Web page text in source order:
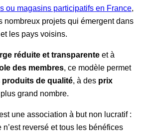
ou magasins participatifs en France,
nombreux projets qui émergent dans
les pays voisins.
réduite et transparente et à
des membres, ce modèle permet
produits de qualité, à des prix
grand nombre.
une association à but non lucratif :
reversé et tous les bénéfices